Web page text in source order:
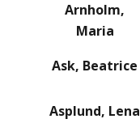
Arnholm,
Maria
Ask, Beatrice
Asplund, Lena